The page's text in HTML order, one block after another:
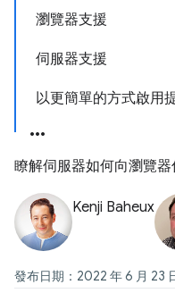
瀏覽器支援
伺服器支援
以更簡單的方式啟用
瞭解伺服器如何向瀏覽器
Kenji Baheux
發布日期：2022 年 6 月 23